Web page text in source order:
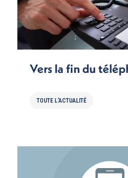
Vers la fin du
TOUTE L'ACTUALITÉ